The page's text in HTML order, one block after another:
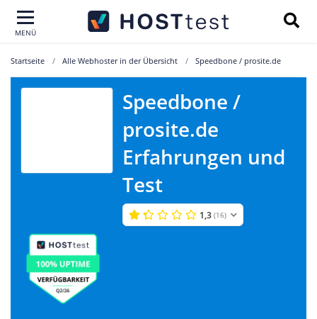
MENÜ
Startseite Alle Webhoster in der Übersicht Speedbone / prosite.de
Speedbone /
prosite.de
Erfahrungen und
Test
1,3 (16)